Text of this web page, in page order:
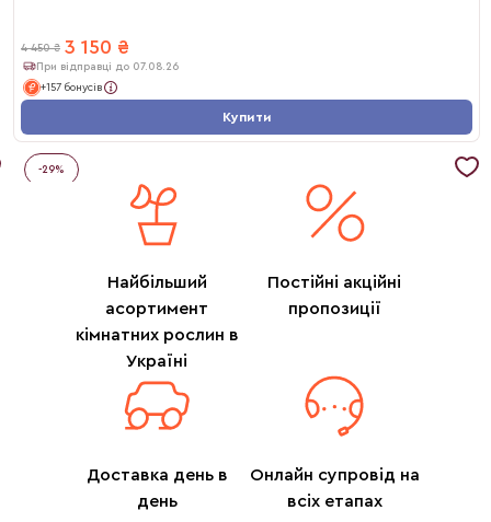
4 450 ₴ 3 150 ₴
При відправці до 07.08.26
+157 бонусів
Купити
-29%
Найбільший
асортимент
кімнатних рослин в
Україні
Постійні акційні
пропозиції
Доставка день в
день
Онлайн супровід на
всіх етапах